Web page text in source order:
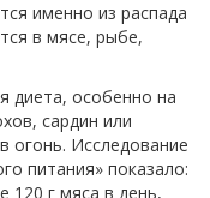
именно из распада
в мясе, рыбе,
диета, особенно на
сардин или
огонь. Исследование
питания» показало:
120 г мяса в день,